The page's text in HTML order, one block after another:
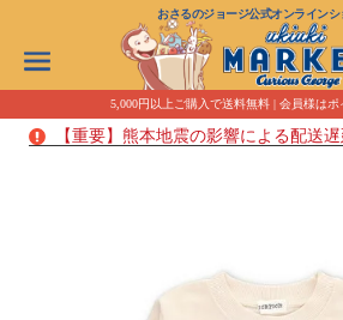
おさるのジョージ公式オンラインシ
5,000円以上ご購入で送料無料 | 会員様はポ
【重要】熊本地震の影響による配送